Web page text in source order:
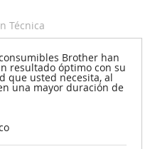
Técnica
Brother han
resultado óptimo con su
que usted necesita, al
una mayor duración de